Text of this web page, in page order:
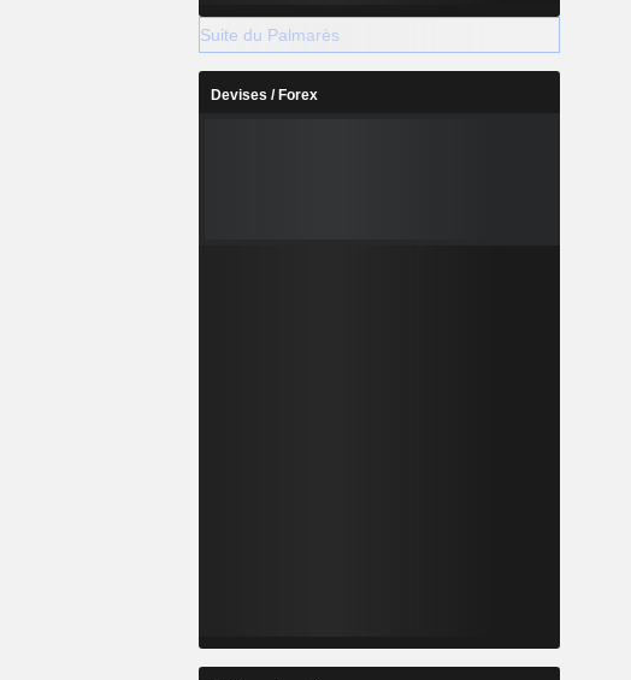
Suite du Palmarès
Devises / Forex